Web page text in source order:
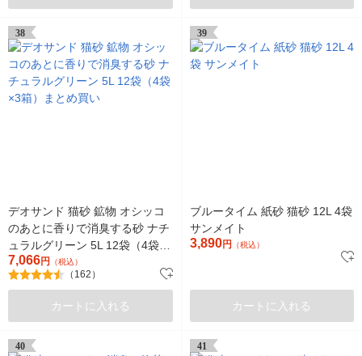
38
デオサンド 猫砂 鉱物 オシッコ
のあとに香りで消臭する砂 ナチ
ュラルグリーン 5L 12袋（4袋×3
箱）まとめ買い
7,066円 （税込）
（162）
カートに入れる
39
ブルータイム 紙砂 猫砂 12L 4袋
サンメイト
3,890円 （税込）
カートに入れる
40 41